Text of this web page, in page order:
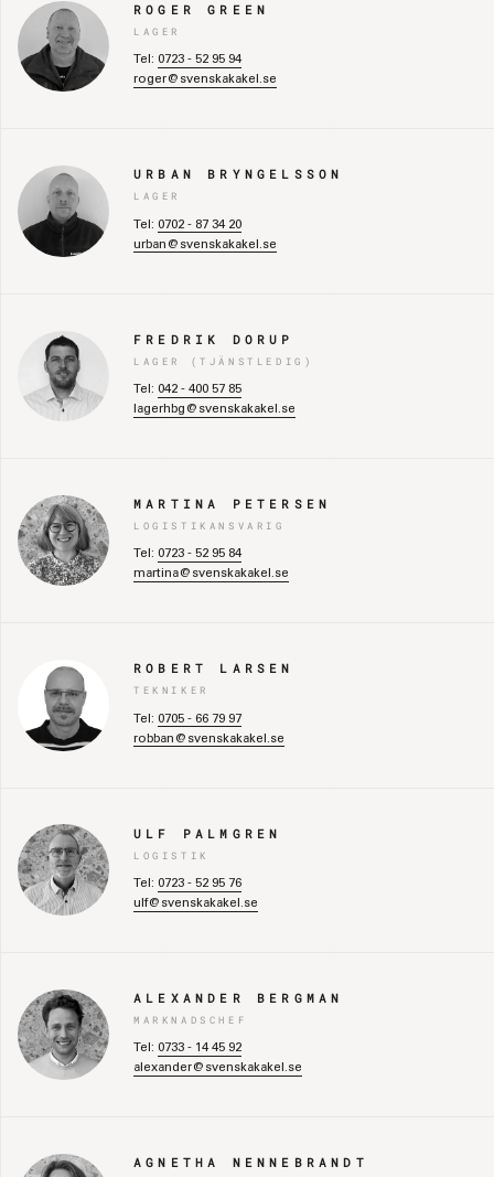
ROGER GREEN
LAGER
Tel: 0723 - 52 95 94
roger@svenskakakel.se
URBAN BRYNGELSSON
LAGER
Tel: 0702 - 87 34 20
urban@svenskakakel.se
FREDRIK DORUP
LAGER (TJÄNSTLEDIG)
Tel: 042 - 400 57 85
lagerhbg@svenskakakel.se
MARTINA PETERSEN
LOGISTIKANSVARIG
Tel: 0723 - 52 95 84
martina@svenskakakel.se
ROBERT LARSEN
TEKNIKER
Tel: 0705 - 66 79 97
robban@svenskakakel.se
ULF PALMGREN
LOGISTIK
Tel: 0723 - 52 95 76
ulf@svenskakakel.se
ALEXANDER BERGMAN
MARKNADSCHEF
Tel: 0733 - 14 45 92
alexander@svenskakakel.se
AGNETHA NENNEBRANDT